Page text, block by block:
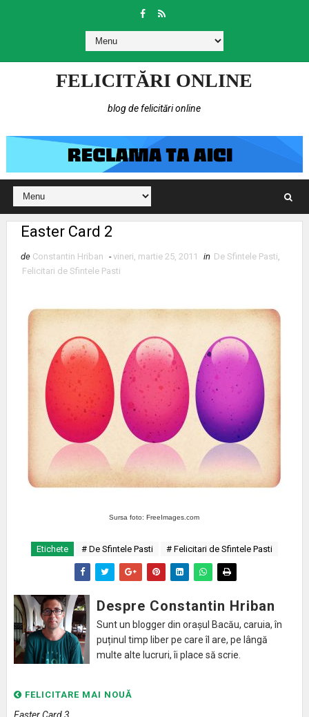
FELICITĂRI ONLINE
blog de felicitări online
Easter Card 2
de Constantin Hriban - vineri, martie 25, 2011 in De Sfintele Pasti,
Felicitari de Sfintele Pasti
Sursa foto: FreeImages.com
Etichete # De Sfintele Pasti # Felicitari de Sfintele Pasti
Despre Constantin Hriban
Sunt un blogger din orașul Bacău, caruia, în
puținul timp liber pe care îl are, pe lângă
multe alte lucruri, îi place să scrie.
FELICITARE MAI NOUĂ